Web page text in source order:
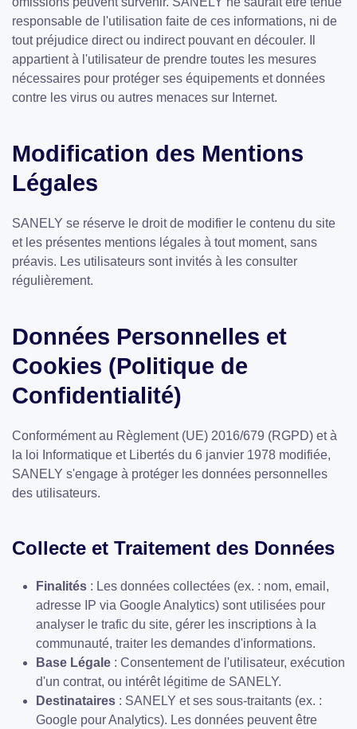
responsable de l'utilisation faite de ces informations, ni de
tout préjudice direct ou indirect pouvant en découler. Il
appartient à l'utilisateur de prendre toutes les mesures
nécessaires pour protéger ses équipements et données
contre les virus ou autres menaces sur Internet.
Modification des Mentions
Légales
SANELY se réserve le droit de modifier le contenu du site
et les présentes mentions légales à tout moment, sans
préavis. Les utilisateurs sont invités à les consulter
régulièrement.
Données Personnelles et
Cookies (Politique de
Confidentialité)
Conformément au Règlement (UE) 2016/679 (RGPD) et à
la loi Informatique et Libertés du 6 janvier 1978 modifiée,
SANELY s'engage à protéger les données personnelles
des utilisateurs.
Collecte et Traitement des Données
Finalités : Les données collectées (ex. : nom, email,
adresse IP via Google Analytics) sont utilisées pour
analyser le trafic du site, gérer les inscriptions à la
communauté, traiter les demandes d'informations.
Base Légale : Consentement de l'utilisateur, exécution
d'un contrat, ou intérêt légitime de SANELY.
Destinataires : SANELY et ses sous-traitants (ex. :
Google pour Analytics). Les données peuvent être